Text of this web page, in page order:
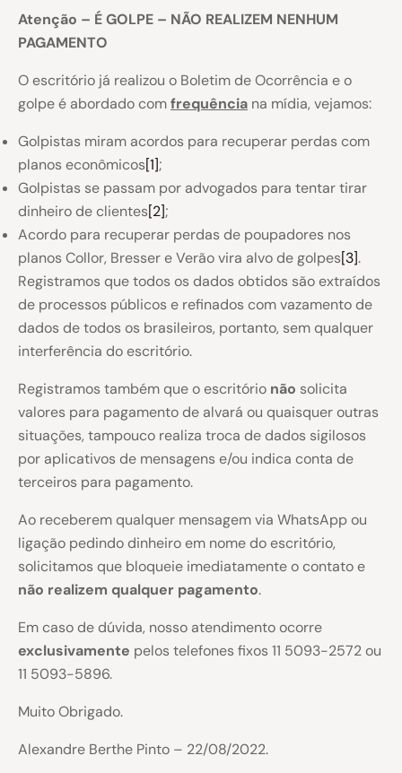
Atenção – É GOLPE – NÃO REALIZEM NENHUM
PAGAMENTO
O escritório já realizou o Boletim de Ocorrência e o
golpe é abordado comfrequência na mídia, vejamos:
Golpistas miram acordos para recuperar perdas com
planos econômicos[1];
Golpistas se passam por advogados para tentar tirar
dinheiro de clientes[2];
Acordo para recuperar perdas de poupadores nos
planos Collor, Bresser e Verão vira alvo de golpes[3].
Registramos que todos os dados obtidos são extraídos
de processos públicos e refinados com vazamento de
dados de todos os brasileiros, portanto, sem qualquer
interferência do escritório.
Registramos também que o escritório não solicita
valores para pagamento de alvará ou quaisquer outras
situações, tampouco realiza troca de dados sigilosos
por aplicativos de mensagens e/ou indica conta de
terceiros para pagamento.
Ao receberem qualquer mensagem via WhatsApp ou
ligação pedindo dinheiro em nome do escritório,
solicitamos que bloqueie imediatamente o contato e
não realizem qualquer pagamento.
Em caso de dúvida, nosso atendimento ocorre
exclusivamente pelos telefones fixos 11 5093-2572 ou
11 5093-5896.
Muito Obrigado.
Alexandre Berthe Pinto – 22/08/2022.